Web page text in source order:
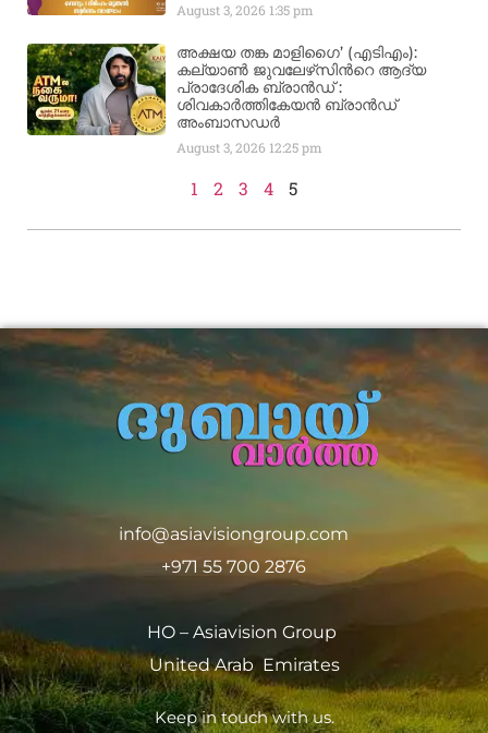
August 3, 2026 1:35 pm
അക്ഷയ തങ്ക മാളിഗൈ’ (എടിഎം):
കല്യാണ്‍ ജുവലേഴ്‌സിന്‍റെ ആദ്യ
പ്രാദേശിക ബ്രാന്‍ഡ് :
ശിവകാര്‍ത്തികേയന്‍ ബ്രാന്‍ഡ്
അംബാസഡര്‍
August 3, 2026 12:25 pm
1 2 3 4 5
info@asiavisiongroup.com
+971 55 700 2876
HO – Asiavision Group
United Arab Emirates
Keep in touch with us.